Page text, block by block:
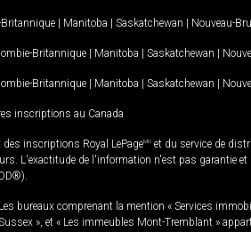
| Manitoba | Saskatchewan | Nouveau-
Britannique | Manitoba | Saskatchewan |
Britannique | Manitoba | Saskatchewan |
inscriptions au Canada
inscriptions Royal LePageMD et du service de
L'exactitude de l'information n'est pas garantie
bureaux comprenant la mention « Services
», et « Les immeubles Mont-Tremblant »